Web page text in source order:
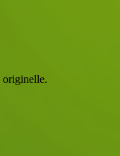
originelle.